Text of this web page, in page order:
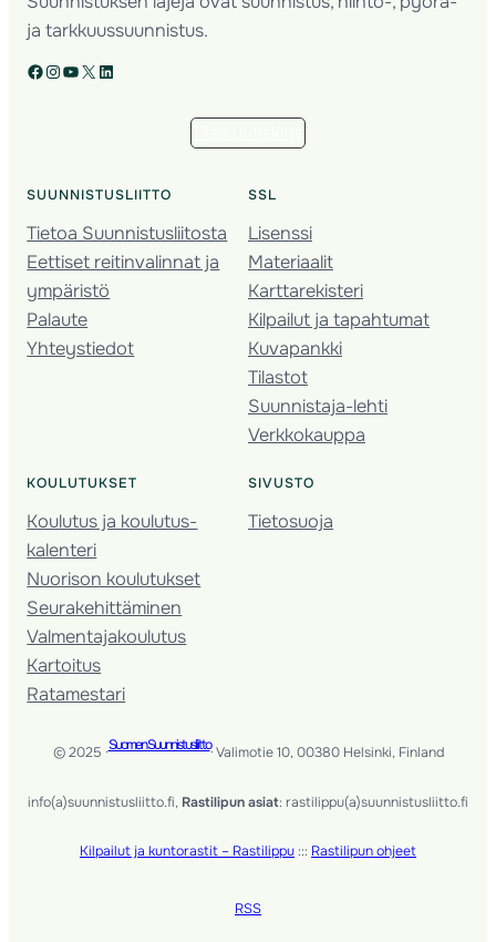
ja tarkkuussuunnistus.
Facebook Instagram YouTube X LinkedIn
SUUNNISTUSLIITTO
Tietoa Suunnistusliitosta
Eettiset reitinvalinnat ja
ympäristö
Palaute
Yhteystiedot
SSL
Lisenssi
Materiaalit
Karttarekisteri
Kilpailut ja tapahtumat
Kuvapankki
Tilastot
Suunnistaja-lehti
Verkkokauppa
KOULUTUKSET
Koulutus ja koulutus­
kalenteri
Nuorison koulutukset
Seura­kehittäminen
Valmentaja­koulutus
Kartoitus
Ratamestari
SIVUSTO
Tietosuoja
© 2025 ·Suomen Suunnistusliitto· Valimotie 10, 00380 Helsinki, Finland
info(a)suunnistusliitto.fi, Rastilipun asiat: rastilippu(a)suunnistusliitto.fi
Kilpailut ja kuntorastit – Rastilippu ::: Rastilipun ohjeet
RSS